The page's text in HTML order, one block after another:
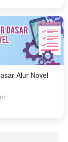
Alur Novel